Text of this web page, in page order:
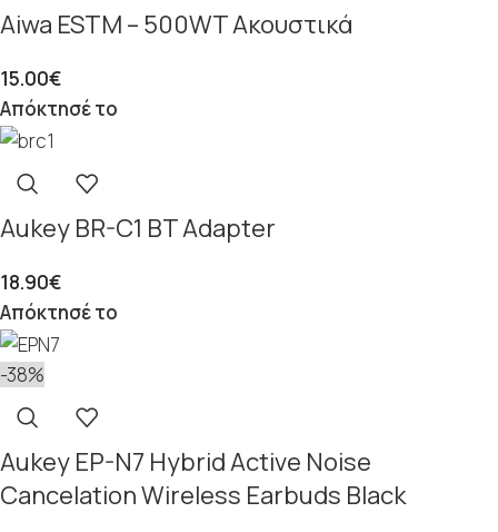
Aiwa ESTM – 500WT Ακουστικά
15.00€
Απόκτησέ το
Aukey BR-C1 BT Adapter
18.90€
Απόκτησέ το
-38%
Aukey EP-N7 Hybrid Active Noise
Cancelation Wireless Earbuds Black